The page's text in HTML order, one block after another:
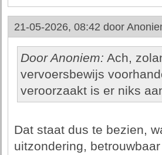
21-05-2026, 08:42 door
Door Anoniem: Ach,
vervoersbewijs
veroorzaakt is er niks
Dat staat dus te bezien,
uitzondering,